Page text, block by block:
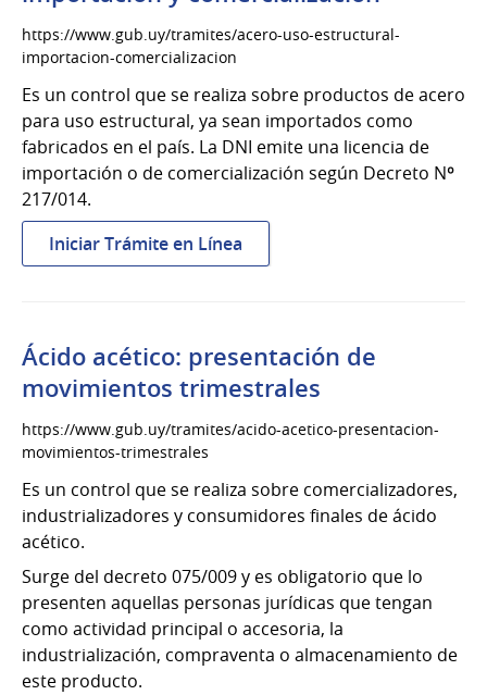
https://www.gub.uy/tramites/acero-uso-estructural-
importacion-comercializacion
Es un control que se realiza sobre productos de acero
para uso estructural, ya sean importados como
fabricados en el país. La DNI emite una licencia de
importación o de comercialización según Decreto Nº
217/014.
Iniciar Trámite en Línea
Acero
estructural:
importación
y
comercialización
Ácido acético: presentación de
movimientos trimestrales
https://www.gub.uy/tramites/acido-acetico-presentacion-
movimientos-trimestrales
Es un control que se realiza sobre comercializadores,
industrializadores y consumidores finales de ácido
acético.
Surge del decreto 075/009 y es obligatorio que lo
presenten aquellas personas jurídicas que tengan
como actividad principal o accesoria, la
industrialización, compraventa o almacenamiento de
este producto.